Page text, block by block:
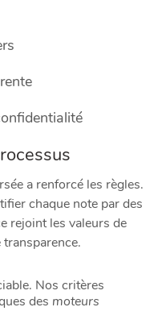
a renforcé les règles.
chaque note par des
rejoint les valeurs de
Nos critères
des moteurs